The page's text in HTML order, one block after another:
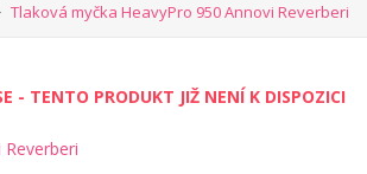
Tlaková myčka HeavyPro 950 Annovi Reverberi
- TENTO PRODUKT JIŽ NENÍ K DISPOZICI
Reverberi